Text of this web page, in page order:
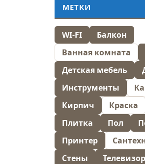
МЕТКИ
WI-FI
Балкон
Ванная комната
Детская мебель
Инструменты
Кирпич
Краска
Плитка
Пол
Принтер
Стены